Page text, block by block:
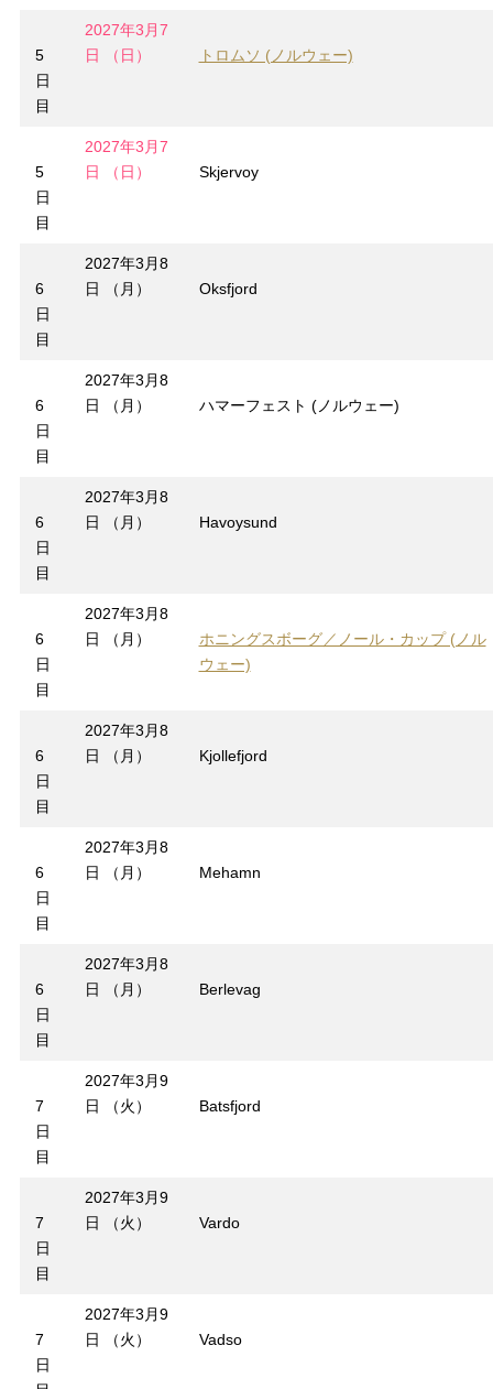
5
日
目
2027年3月7
日 （日）
トロムソ (ノルウェー)
5
日
目
2027年3月7
日 （日）
Skjervoy
6
日
目
2027年3月8
日 （月）
Oksfjord
6
日
目
2027年3月8
日 （月）
ハマーフェスト (ノルウェー)
6
日
目
2027年3月8
日 （月）
Havoysund
6
日
目
2027年3月8
日 （月）
ホニングスボーグ／ノール・カップ (ノル
ウェー)
6
日
目
2027年3月8
日 （月）
Kjollefjord
6
日
目
2027年3月8
日 （月）
Mehamn
6
日
目
2027年3月8
日 （月）
Berlevag
7
日
目
2027年3月9
日 （火）
Batsfjord
7
日
目
2027年3月9
日 （火）
Vardo
7
日
2027年3月9
日 （火）
Vadso